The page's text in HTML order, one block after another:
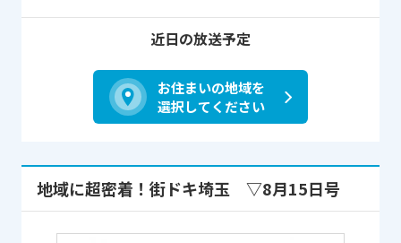
近日の放送予定
お住まいの地域を
選択してください
地域に超密着！街ドキ埼玉 ▽8月15日号